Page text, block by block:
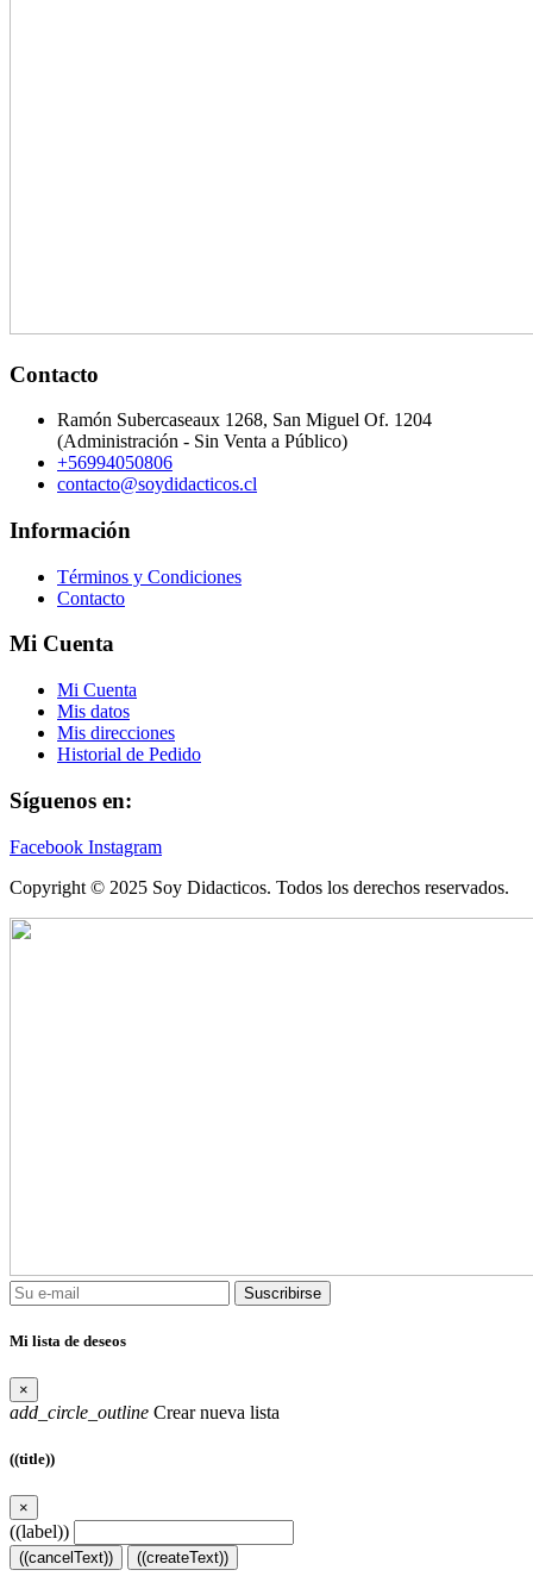
Contacto
Ramón Subercaseaux 1268, San Miguel Of. 1204
(Administración - Sin Venta a Público)
+56994050806
contacto@soydidacticos.cl
Información
Términos y Condiciones
Contacto
Mi Cuenta
Mi Cuenta
Mis datos
Mis direcciones
Historial de Pedido
Síguenos en:
Facebook Instagram
Copyright © 2025 Soy Didacticos. Todos los derechos reservados.
Suscribirse
Mi lista de deseos
×
add_circle_outline Crear nueva lista
((title))
×
((label))
((cancelText)) ((createText))